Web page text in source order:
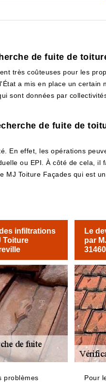
de fuite de
très coûteuses pour les
a mis en place un certain
sont données par
de fuite de
En effet, les opérations
ou EPI. À côté de cela, il
Toiture Façades qui est
infiltrations
Toiture
problèmes
Le
par
31460
Pour